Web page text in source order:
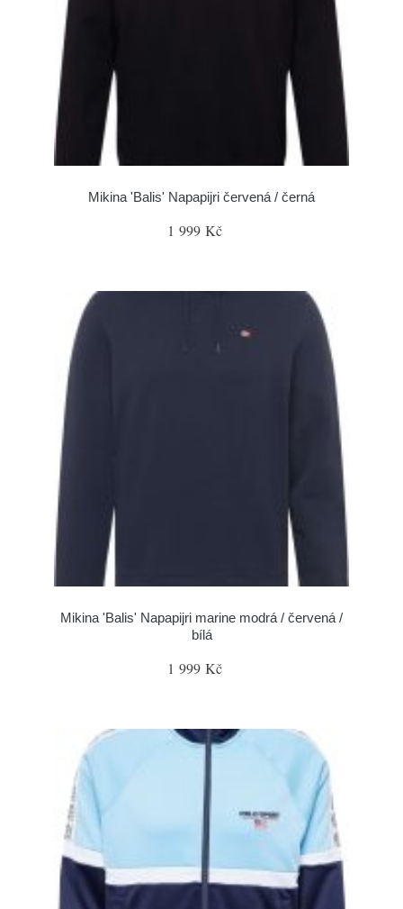
Mikina 'Balis' Napapijri červená / černá
1 999 Kč
Mikina 'Balis' Napapijri marine modrá / červená /
bílá
1 999 Kč